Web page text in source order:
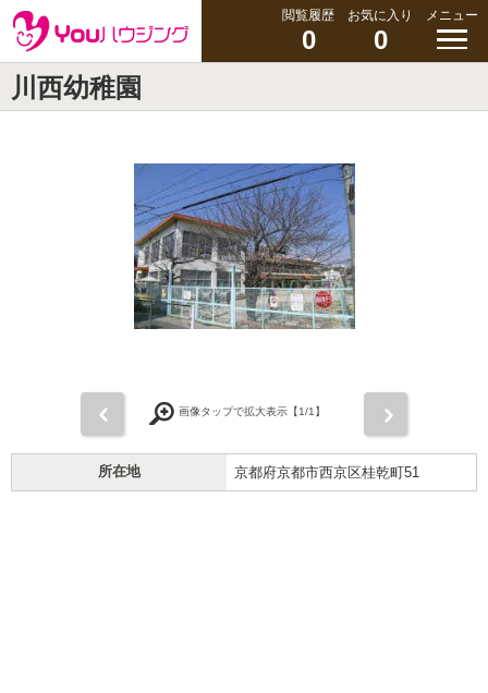
閲覧履歴
0
お気に入り
0
メニュー
川西幼稚園
画像タップで拡大表示【1/1】
所在地 京都府京都市西京区桂乾町51